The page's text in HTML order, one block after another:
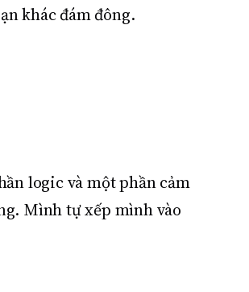
khác đám đông.
logic và một phần cảm
Mình tự xếp mình vào